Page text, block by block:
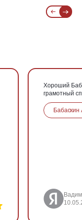
Хороший
грамотный
Бабаскин